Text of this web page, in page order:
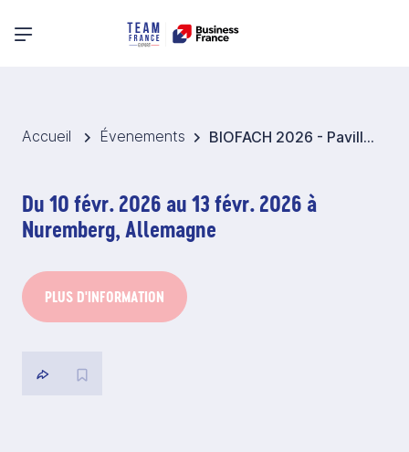
Menu principal
Accueil Évenements BIOFACH 2026 - Pavillon France Produits alimentaires biologiques - Allemagne
Du 10 févr. 2026 au 13 févr. 2026 à
Nuremberg, Allemagne
PLUS D'INFORMATION